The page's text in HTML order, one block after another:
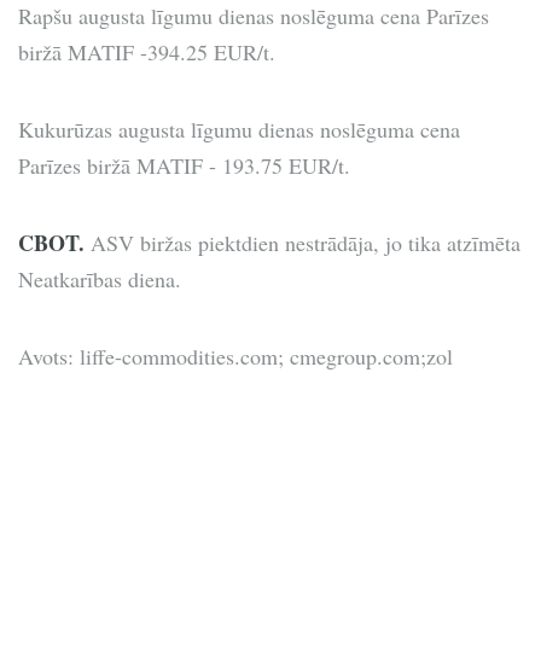
Rapšu augusta līgumu dienas noslēguma cena Parīzes
biržā MATIF -394.25 EUR/t.
Kukurūzas augusta līgumu dienas noslēguma cena
Parīzes biržā MATIF - 193.75 EUR/t.
CBOT. ASV biržas piektdien nestrādāja, jo tika atzīmēta
Neatkarības diena.
Avots: liffe-commodities.com; cmegroup.com;zol